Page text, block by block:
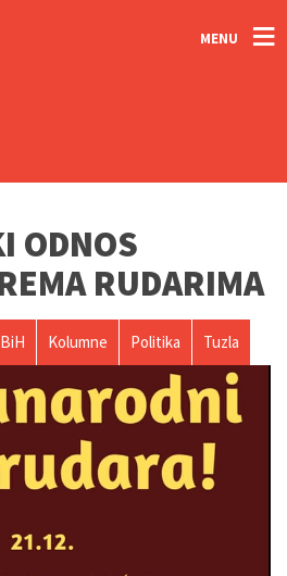
MENU
ODNOS
RUDARIMA
BiH Kolumne Politika Tuzla